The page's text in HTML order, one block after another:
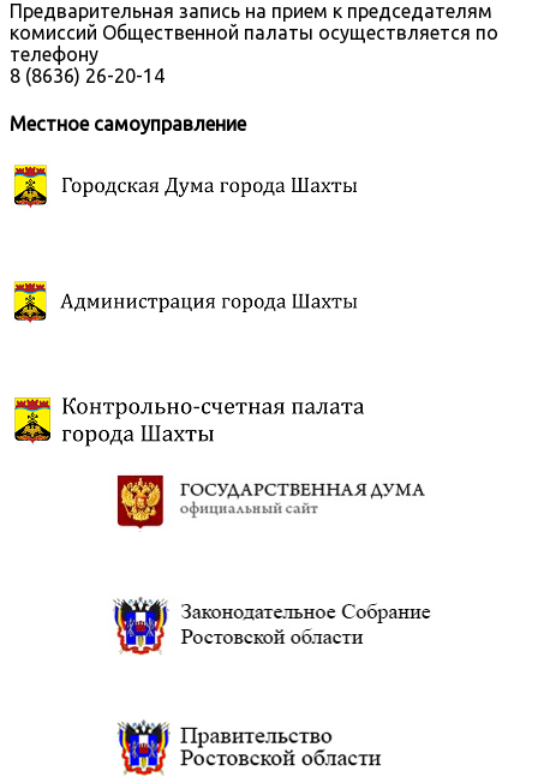
Предварительная запись на прием к председателям
комиссий Общественной палаты осуществляется по
телефону
8 (8636) 26-20-14
Местное самоуправление